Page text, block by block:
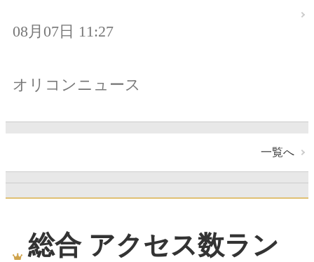
08月07日 11:27
オリコンニュース
一覧へ
総合 アクセス数ラン